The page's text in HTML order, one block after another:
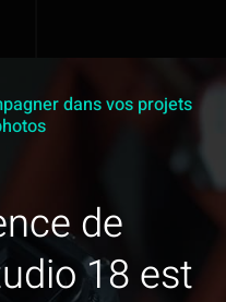
dans vos projets
de
18 est